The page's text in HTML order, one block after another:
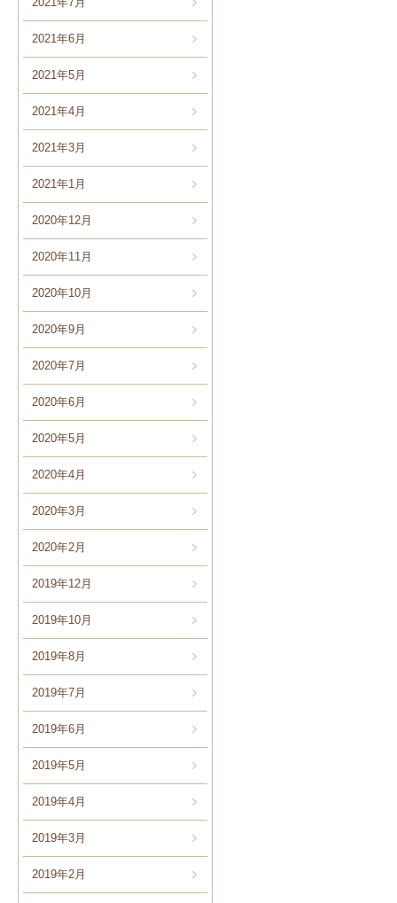
2021年6月
2021年5月
2021年4月
2021年3月
2021年1月
2020年12月
2020年11月
2020年10月
2020年9月
2020年7月
2020年6月
2020年5月
2020年4月
2020年3月
2020年2月
2019年12月
2019年10月
2019年8月
2019年7月
2019年6月
2019年5月
2019年4月
2019年3月
2019年2月